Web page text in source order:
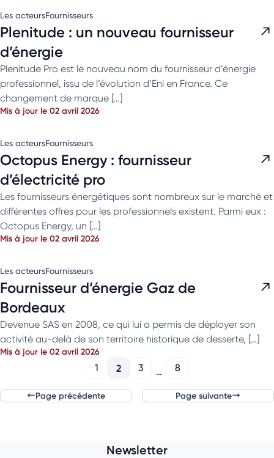
Les acteursFournisseurs
Plenitude : un nouveau fournisseur
d’énergie
Plenitude Pro est le nouveau nom du fournisseur d’énergie
professionnel, issu de l’évolution d’Eni en France. Ce
changement de marque […]
Mis à jour le 02 avril 2026
Les acteursFournisseurs
Octopus Energy : fournisseur
d’électricité pro
Les fournisseurs énergétiques sont nombreux sur le marché et
différentes offres pour les professionnels existent. Parmi eux :
Octopus Energy, un […]
Mis à jour le 02 avril 2026
Les acteursFournisseurs
Fournisseur d’énergie Gaz de
Bordeaux
Devenue SAS en 2008, ce qui lui a permis de déployer son
activité au-delà de son territoire historique de desserte, […]
Mis à jour le 02 avril 2026
Page précédente Page suivante
1 2 3 … 8
Newsletter